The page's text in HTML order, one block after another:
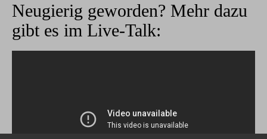
Neugierig geworden? Mehr dazu
gibt es im Live-Talk: